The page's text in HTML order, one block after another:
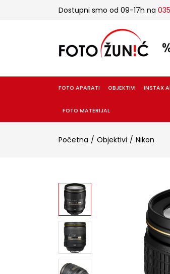
Dostupni smo od 09-17h na
FOTO APARATI OBJEKTIVI INSTAX
FOTO MATERIJAL
Početna Objektivi Nikon